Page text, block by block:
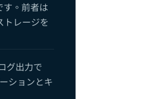
イティブなAI開発体験の構築
音声認識の統合
す。前者は
トレージを
グ出力で
ションとキ